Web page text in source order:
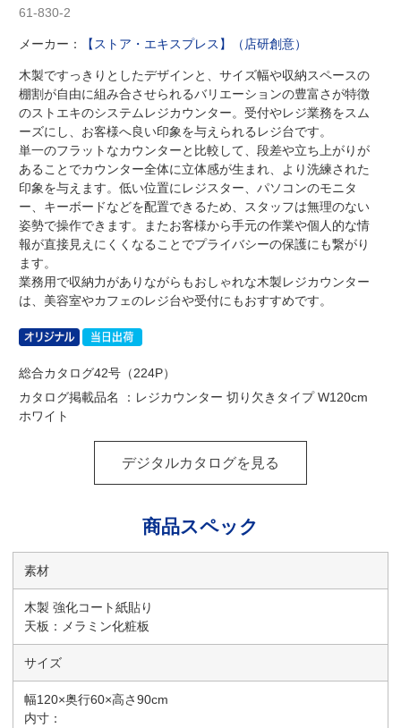
61-830-2
メーカー： 【ストア・エキスプレス】（店研創意）
木製ですっきりとしたデザインと、サイズ幅や収納スペースの
棚割が自由に組み合させられるバリエーションの豊富さが特徴
のストエキのシステムレジカウンター。受付やレジ業務をスム
ーズにし、お客様へ良い印象を与えられるレジ台です。
単一のフラットなカウンターと比較して、段差や立ち上がりが
あることでカウンター全体に立体感が生まれ、より洗練された
印象を与えます。低い位置にレジスター、パソコンのモニタ
ー、キーボードなどを配置できるため、スタッフは無理のない
姿勢で操作できます。またお客様から手元の作業や個人的な情
報が直接見えにくくなることでプライバシーの保護にも繋がり
ます。
業務用で収納力がありながらもおしゃれな木製レジカウンター
は、美容室やカフェのレジ台や受付にもおすすめです。
総合カタログ42号（224P）
カタログ掲載品名 ：レジカウンター 切り欠きタイプ W120cm
ホワイト
デジタルカタログを見る
商品スペック
素材
木製 強化コート紙貼り
天板：メラミン化粧板
サイズ
幅120×奥行60×高さ90cm
内寸：